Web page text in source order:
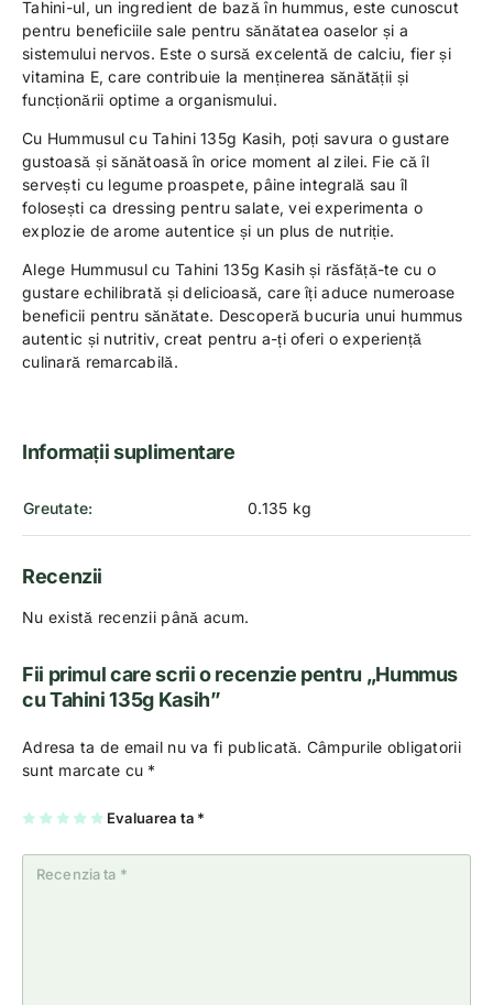
Tahini-ul, un ingredient de bază în hummus, este cunoscut
pentru beneficiile sale pentru sănătatea oaselor și a
sistemului nervos. Este o sursă excelentă de calciu, fier și
vitamina E, care contribuie la menținerea sănătății și
funcționării optime a organismului.
Cu Hummusul cu Tahini 135g Kasih, poți savura o gustare
gustoasă și sănătoasă în orice moment al zilei. Fie că îl
servești cu legume proaspete, pâine integrală sau îl
folosești ca dressing pentru salate, vei experimenta o
explozie de arome autentice și un plus de nutriție.
Alege Hummusul cu Tahini 135g Kasih și răsfăță-te cu o
gustare echilibrată și delicioasă, care îți aduce numeroase
beneficii pentru sănătate. Descoperă bucuria unui hummus
autentic și nutritiv, creat pentru a-ți oferi o experiență
culinară remarcabilă.
Informații suplimentare
Greutate 0.135 kg
Recenzii
Nu există recenzii până acum.
Fii primul care scrii o recenzie pentru „Hummus
cu Tahini 135g Kasih”
Adresa ta de email nu va fi publicată. Câmpurile obligatorii
sunt marcate cu *
Evaluarea ta *
U
n
2
5
st
el
3
5
st
el
4
5
st
el
5
5
st
el